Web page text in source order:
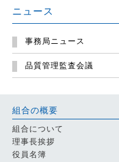
ニュース
事務局ニュース
品質管理監査会議
組合の概要
組合について
理事長挨拶
役員名簿